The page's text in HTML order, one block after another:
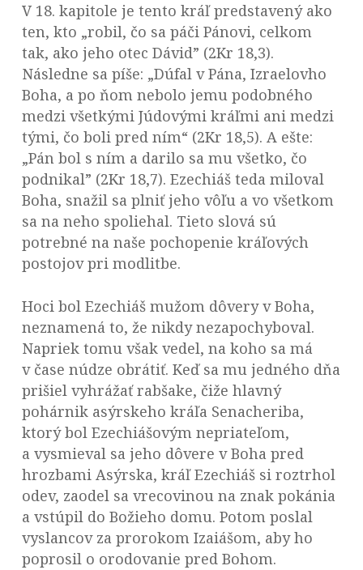
V 18. kapitole je tento kráľ predstavený ako
ten, kto „robil, čo sa páči Pánovi, celkom
tak, ako jeho otec Dávid” (2Kr 18,3).
Následne sa píše: „Dúfal v Pána, Izraelovho
Boha, a po ňom nebolo jemu podobného
medzi všetkými Júdovými kráľmi ani medzi
tými, čo boli pred ním“ (2Kr 18,5). A ešte:
„Pán bol s ním a darilo sa mu všetko, čo
podnikal” (2Kr 18,7). Ezechiáš teda miloval
Boha, snažil sa plniť jeho vôľu a vo všetkom
sa na neho spoliehal. Tieto slová sú
potrebné na naše pochopenie kráľových
postojov pri modlitbe.
Hoci bol Ezechiáš mužom dôvery v Boha,
neznamená to, že nikdy nezapochyboval.
Napriek tomu však vedel, na koho sa má
v čase núdze obrátiť. Keď sa mu jedného dňa
prišiel vyhrážať rabšake, čiže hlavný
pohárnik asýrskeho kráľa Senacheriba,
ktorý bol Ezechiášovým nepriateľom,
a vysmieval sa jeho dôvere v Boha pred
hrozbami Asýrska, kráľ Ezechiáš si roztrhol
odev, zaodel sa vrecovinou na znak pokánia
a vstúpil do Božieho domu. Potom poslal
vyslancov za prorokom Izaiášom, aby ho
poprosil o orodovanie pred Bohom.